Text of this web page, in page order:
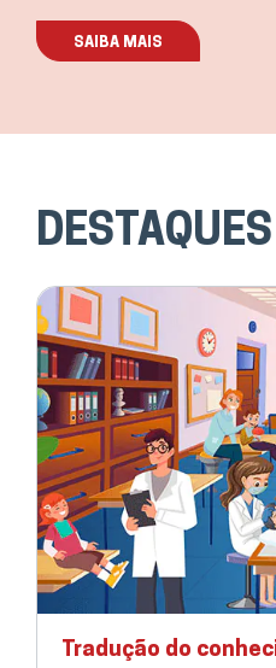
SAIBA MAIS
DESTAQUES
Tradução do